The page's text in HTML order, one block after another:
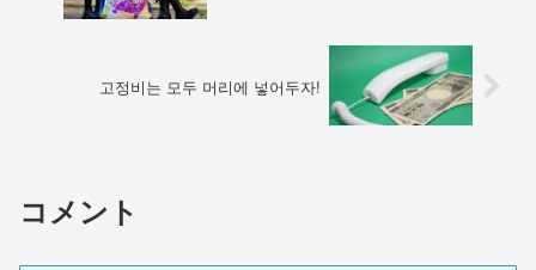
고정비는 모두 머리에 넣어두자!
コメント